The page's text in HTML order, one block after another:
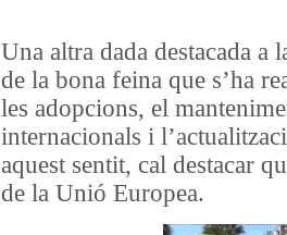
Una altra dada destacada a
de la bona feina que s’ha
les adopcions, el
internacionals i
aquest sentit, cal destacar
de la Unió Europea.